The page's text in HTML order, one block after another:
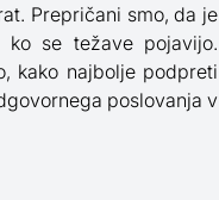
Prepričani smo, da je
ko se težave pojavijo.
kako najbolje podpreti
poslovanja v